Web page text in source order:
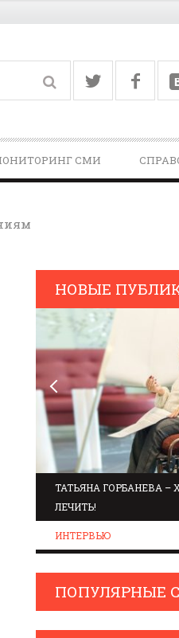
СМИ
НОВЫЕ
ТАТЬЯНА ГОРБАНЕВА –
ЛЕЧИТЬ!
ИНТЕРВЬЮ
ПОПУЛЯРНЫЕ